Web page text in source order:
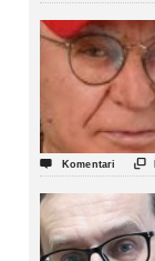
 Komentari 